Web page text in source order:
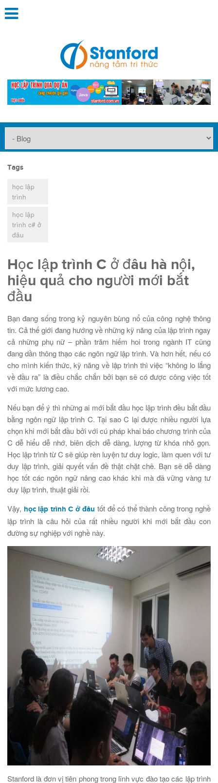
Tags
học lập
trình
học lập
trình c# ở
đâu
Học lập trình C ở đâu hà nội,
hiệu quả cho người mới bắt
đầu
Bạn đang sống trong kỷ nguyên bùng nổ của công nghệ thông
tin. Cả thế giới đang hướng về những kỹ năng của lập trình ngay
cả những phụ nữ – phần trăm hiếm hoi trong ngành IT cũng
đang dần thông thạo các ngôn ngữ lập trình. Và hơn hết, nếu có
cho mình kiến thức, kỹ năng về lập trình thì việc “không lo lắng
về đầu ra” là điều chắc chắn bởi bạn sẽ có được công việc tốt
với mức lương cao.
Nếu bạn để ý thì những ai mới bắt đầu học lập trình đều bắt đầu
bằng ngôn ngữ lập trình C. Tại sao C lại được nhiều người lựa
chọn khi mới bắt đầu bởi với cú pháp khai báo chương trình của
C dễ hiểu dễ nhớ, biên dịch dễ dàng, lượng từ khóa nhỏ gọn.
Học lập trình từ C sẽ giúp rèn luyện tư duy logic, làm quen với tư
duy lập trình, giải quyết vấn đề thật chặt chẽ. Bạn sẽ dễ dàng
học tốt các ngôn ngữ nâng cao khác khi mà đã vững vàng tư
duy lập trình, thuật giải rồi.
Vậy, học lập trình C ở đâu tốt để có thể thành công trong nghề
lập trình là câu hỏi của rất nhiều người khi mới bắt đầu con
đường sự nghiệp với nghề này.
Stanford là đơn vị tiên phong trong lĩnh vực đào tạo các lập trình